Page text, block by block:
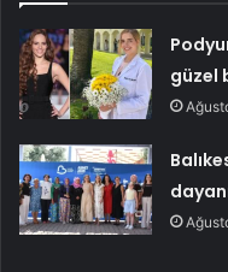
güzel